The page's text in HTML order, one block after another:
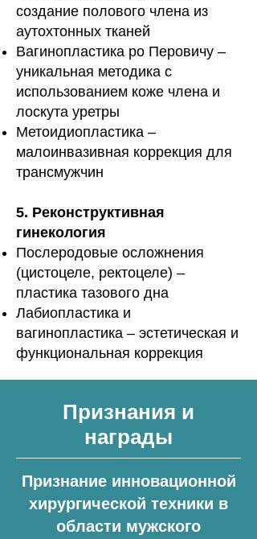
создание полового члена из
аутохтонных тканей
Вагинопластика po Перовичу –
уникальная методика с
использованием коже члена и
лоскута уретры
Метоидиопластика –
малоинвазивная коррекция для
трансмужчин
5. Реконструктивная
гинекология
Послеродовые осложнения
(цистоцеле, ректоцеле) –
пластика тазового дна
Лабиопластика и
вагинопластика – эстетическая и
функциональная коррекция
Признания и
награды
Признание инновационной
хирургической техники в
области мужского